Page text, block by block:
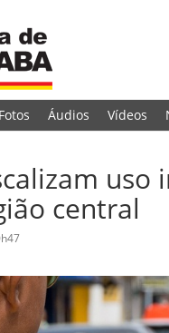
Fotos Áudios Vídeos
central